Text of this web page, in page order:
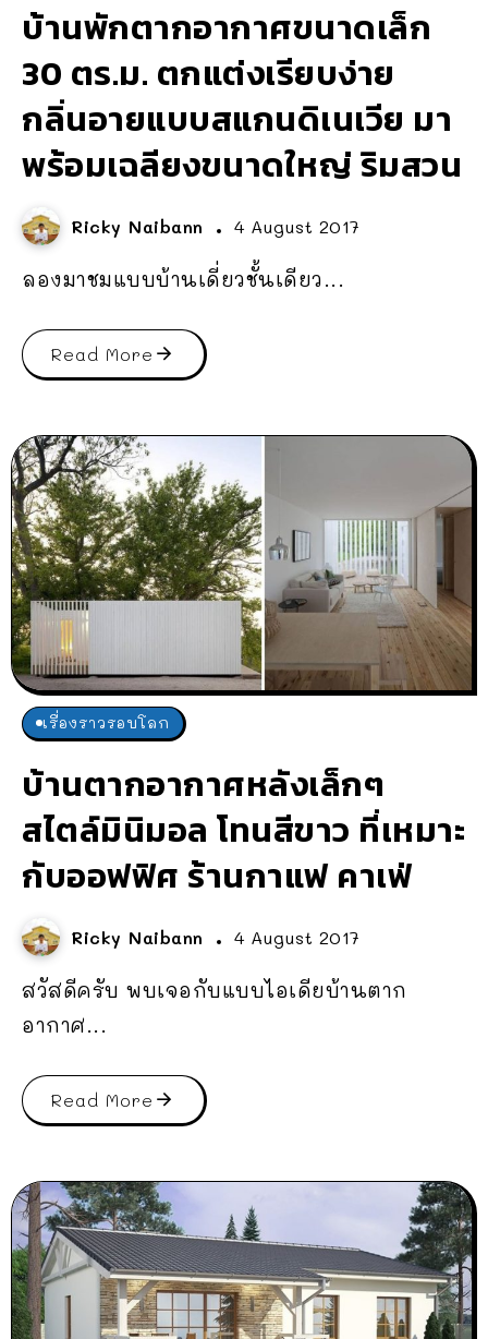
บ้านพักตากอากาศขนาดเล็ก
30 ตร.ม. ตกแต่งเรียบง่าย
กลิ่นอายแบบสแกนดิเนเวีย มา
พร้อมเฉลียงขนาดใหญ่ ริมสวน
Ricky Naibann 4 August 2017
ลองมาชมแบบบ้านเดี่ยวชั้นเดียว...
Read More
เรื่องราวรอบโลก
บ้านตากอากาศหลังเล็กๆ
สไตล์มินิมอล โทนสีขาว ที่เหมาะ
กับออฟฟิศ ร้านกาแฟ คาเฟ่
Ricky Naibann 4 August 2017
สวัสดีครับ พบเจอกับแบบไอเดียบ้านตาก
อากาศ...
Read More